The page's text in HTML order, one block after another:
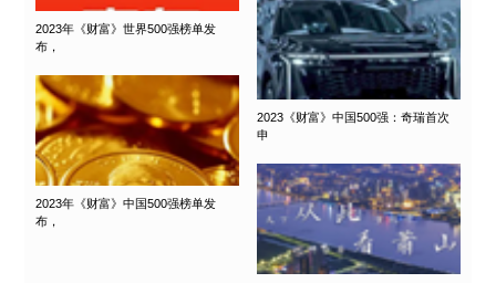
2023年《财富》世界500强榜单发
布，
2023《财富》中国500强：奇瑞首次
申
2023年《财富》中国500强榜单发
布，